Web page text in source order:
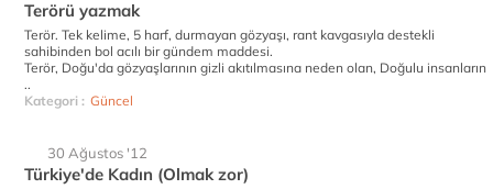
Terörü yazmak
Terör. Tek kelime, 5 harf, durmayan gözyaşı, rant kavgasıyla destekli
sahibinden bol acılı bir gündem maddesi.
Terör, Doğu'da gözyaşlarının gizli akıtılmasına neden olan, Doğulu insanların
..
Kategori : Güncel
30 Ağustos '12
Türkiye'de Kadın (Olmak zor)